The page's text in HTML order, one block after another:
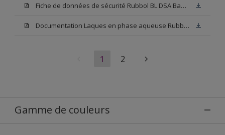
Fiche de données de sécurité Rubbol BL DSA Base W05
Documentation Laques en phase aqueuse Rubbol BL Velours
1 2
Gamme de couleurs